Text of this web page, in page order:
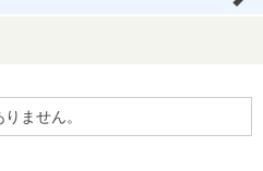
ません。